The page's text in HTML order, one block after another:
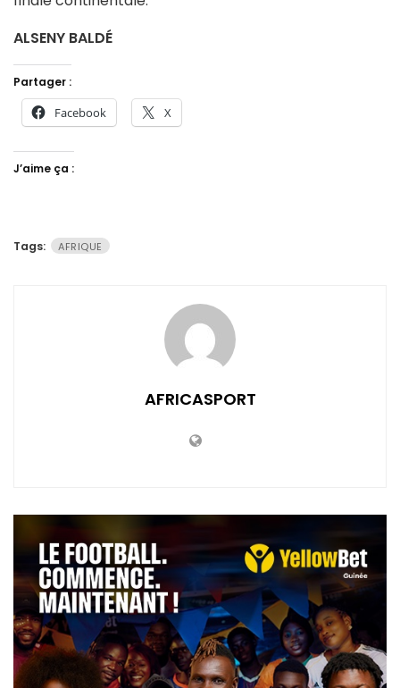
ALSENY BALDÉ
Partager :
Facebook X
J’aime ça :
Tags: AFRIQUE
AFRICASPORT